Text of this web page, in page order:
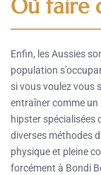
Où faire
Enfin, les Aussies
population
si vous voulez vous
entraîner comme un
hipster spécialisées
diverses méthodes
physique et pleine
forcément à Bondi